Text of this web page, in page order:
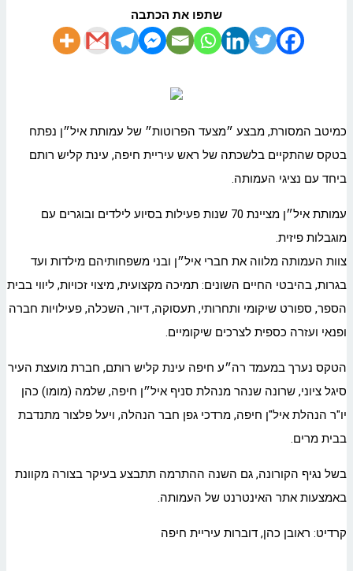
שתפו את הכתבה
כמיטב המסורת, מבצע ״מצעד הפרוטות״ של עמותת איל״ן נפתח
בטקס שהתקיים בלשכתה של ראש עיריית חיפה, עינת קליש רותם
ביחד עם נציגי העמותה.
עמותת איל״ן מציינת 70 שנות פעילות בסיוע לילדים ובוגרים עם
מוגבלות פיזית.
צוות העמותה מלווה את חברי איל״ן ובני משפחותיהם מילדות ועד
בגרות, בהיבטי החיים השונים: תמיכה מקצועית, מיצוי זכויות, ליווי בבית
הספר, ספורט שיקומי ותחרותי, תעסוקה, דיור, השכלה, פעילויות חברה
ופנאי ועזרה כספית לצרכים שיקומיים.
הטקס נערך במעמד רה״ע חיפה עינת קליש רותם, חברת מועצת העיר
סיגל ציוני, שרונה שנהר מנהלת סניף איל״ן חיפה, שלמה (מומו) כהן
יו"ר הנהלת איל"ן חיפה, מרדכי גפן חבר הנהלה, ויעל פלצור מתנדבת
בבית מרים.
בשל נגיף הקורונה, גם השנה ההתרמה תתבצע בעיקר בצורה מקוונת
באמצעות אתר האינטרנט של העמותה.
קרדיט: ראובן כהן, דוברות עיריית חיפה